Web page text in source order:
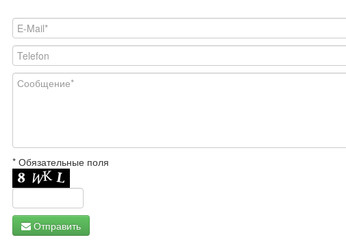
* Обязательные поля
Отправить